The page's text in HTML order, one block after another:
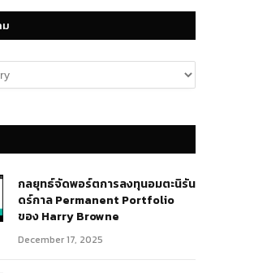
กลยุทธ์​จัดพอร์ตการลงทุนอมตะนิรัน
ดร์กาล Permanent Portfolio
ของ Harry Browne
December 17, 2025